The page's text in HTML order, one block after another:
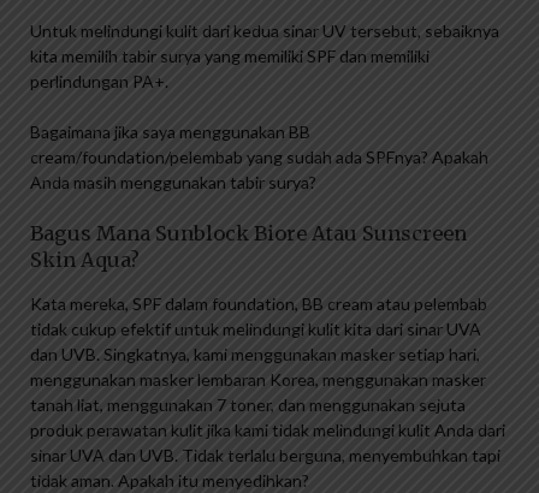
Untuk melindungi kulit dari kedua sinar UV tersebut, sebaiknya
kita memilih tabir surya yang memiliki SPF dan memiliki
perlindungan PA+.
Bagaimana jika saya menggunakan BB
cream/foundation/pelembab yang sudah ada SPFnya? Apakah
Anda masih menggunakan tabir surya?
Bagus Mana Sunblock Biore Atau Sunscreen
Skin Aqua?
Kata mereka, SPF dalam foundation, BB cream atau pelembab
tidak cukup efektif untuk melindungi kulit kita dari sinar UVA
dan UVB. Singkatnya, kami menggunakan masker setiap hari,
menggunakan masker lembaran Korea, menggunakan masker
tanah liat, menggunakan 7 toner, dan menggunakan sejuta
produk perawatan kulit jika kami tidak melindungi kulit Anda dari
sinar UVA dan UVB. Tidak terlalu berguna, menyembuhkan tapi
tidak aman. Apakah itu menyedihkan?